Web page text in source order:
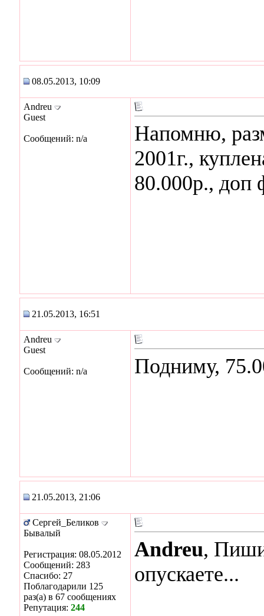
08.05.2013, 10:09
Andreu
Guest
Сообщений: n/a
Напомню,
2001г.,
80.000р., доп
21.05.2013, 16:51
Andreu
Guest
Сообщений: n/a Подниму,
21.05.2013, 21:06
Сергей_Беликов
Бывалый
Регистрация: 08.05.2012
Сообщений: 283
Спасибо: 27
Поблагодарили 125
раз(а) в 67 сообщениях
Репутация: 244
Andreu,
опускаете...